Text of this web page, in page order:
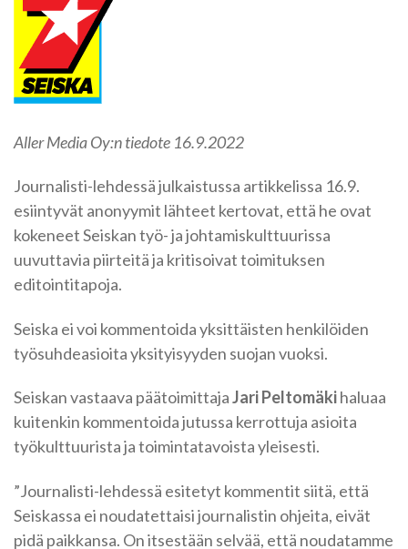
Aller Media Oy:n tiedote 16.9.2022
Journalisti-lehdessä julkaistussa artikkelissa 16.9.
esiintyvät anonyymit lähteet kertovat, että he ovat
kokeneet Seiskan työ- ja johtamiskulttuurissa
uuvuttavia piirteitä ja kritisoivat toimituksen
editointitapoja.
Seiska ei voi kommentoida yksittäisten henkilöiden
työsuhdeasioita yksityisyyden suojan vuoksi.
Seiskan vastaava päätoimittajaJari Peltomäkihaluaa
kuitenkin kommentoida jutussa kerrottuja asioita
työkulttuurista ja toimintatavoista yleisesti.
”Journalisti-lehdessä esitetyt kommentit siitä, että
Seiskassa ei noudatettaisi journalistin ohjeita, eivät
pidä paikkansa. On itsestään selvää, että noudatamme